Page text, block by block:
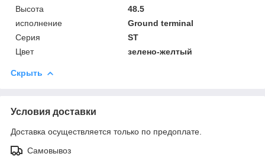
Высота
48.5
исполнение
Ground terminal
Серия
ST
Цвет
зелено-желтый
Скрыть
Условия доставки
Доставка осуществляется только по предоплате.
Самовывоз